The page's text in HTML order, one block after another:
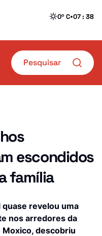
0º C•07 : 38
escondidos
família
revelou uma
nos arredores da
Moxico, descobriu